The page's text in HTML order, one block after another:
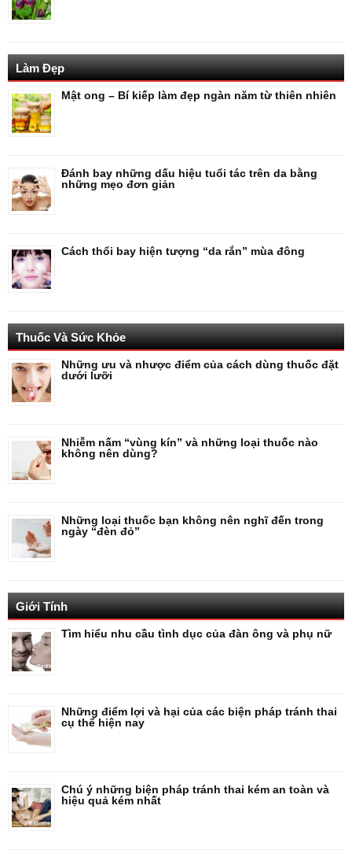
Làm Đẹp
Mật ong – Bí kiếp làm đẹp ngàn năm từ thiên nhiên
Đánh bay những dấu hiệu tuổi tác trên da bằng
những mẹo đơn giản
Cách thổi bay hiện tượng “da rắn” mùa đông
Thuốc Và Sức Khỏe
Những ưu và nhược điểm của cách dùng thuốc đặt
dưới lưỡi
Nhiễm nấm “vùng kín” và những loại thuốc nào
không nên dùng?
Những loại thuốc bạn không nên nghĩ đến trong
ngày “đèn đỏ”
Giới Tính
Tìm hiểu nhu cầu tình dục của đàn ông và phụ nữ
Những điểm lợi và hại của các biện pháp tránh thai
cụ thể hiện nay
Chú ý những biện pháp tránh thai kém an toàn và
hiệu quả kém nhất